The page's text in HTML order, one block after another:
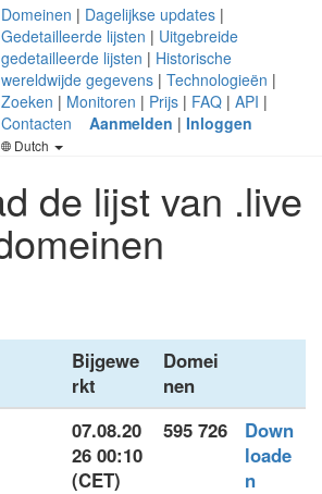
Domeinen | Dagelijkse updates |
Gedetailleerde lijsten | Uitgebreide
gedetailleerde lijsten | Historische
wereldwijde gegevens | Technologieën |
Zoeken | Monitoren | Prijs | FAQ | API |
Contacten
Aanmelden | Inloggen
Dutch
de lijst van .live
Bijgewe
rkt
Domei
nen
07.08.20
26 00:10
(CET)
595 726
Down
loade
n